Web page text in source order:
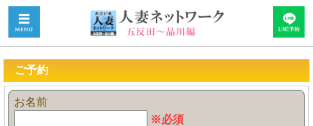
ご予約
お名前
※必須